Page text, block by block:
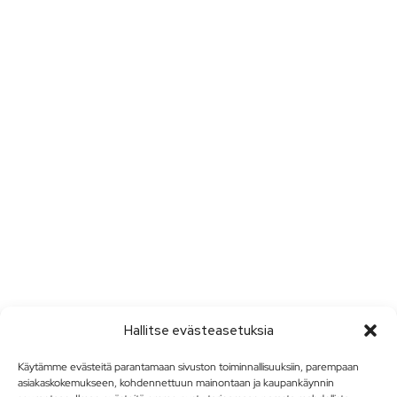
Hallitse evästeasetuksia
Käytämme evästeitä parantamaan sivuston toiminnallisuuksiin, parempaan
asiakaskokemukseen, kohdennettuun mainontaan ja kaupankäynnin